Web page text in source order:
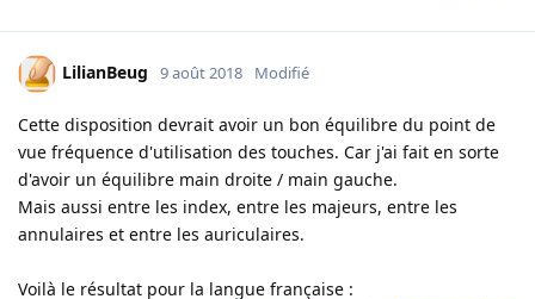
LilianBeug 9 août 2018 Modifié
Cette disposition devrait avoir un bon équilibre du point de
vue fréquence d'utilisation des touches. Car j'ai fait en sorte
d'avoir un équilibre main droite / main gauche.
Mais aussi entre les index, entre les majeurs, entre les
annulaires et entre les auriculaires.
Voilà le résultat pour la langue française :